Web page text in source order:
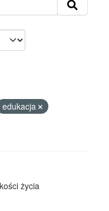
edukacja
życia